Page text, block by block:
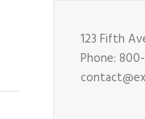
123 Fifth
Phone: